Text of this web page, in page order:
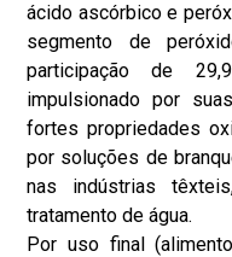
ácido ascórbico e
segmento de
participação de
impulsionado por
fortes propriedades
por soluções de
nas indústrias
tratamento de água.
Por uso final